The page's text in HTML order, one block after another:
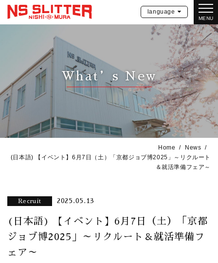
MENU
language
What’s New
Home
News
(日本語) 【イベント】6月7日（土）「京都ジョブ博2025」～リクルート
＆就活準備フェア～
Recruit 2025.05.13
(日本語) 【イベント】6月7日（土）「京都
ジョブ博2025」～リクルート＆就活準備フ
ェア～